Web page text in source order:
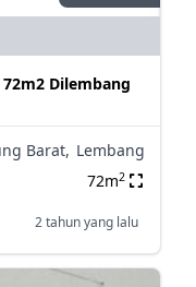
Dilembang
Barat, Lembang
72m2
2 tahun yang lalu